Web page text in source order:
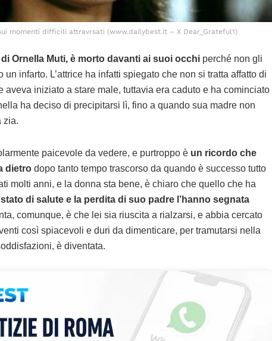
momenti difficili attravrsati (www.dailybest.it – X Dear_Grateful1)
Ornella Muti, è morto davanti ai suoi occhi perché non gli
infarto. L’attrice ha infatti spiegato che non si tratta affatto di
aveva iniziato a stare male, tuttavia era caduto e ha cominciato
ha deciso di precipitarsi lì, fino a quando sua madre non
zia.
paicevole da vedere, e purtroppo è un ricordo che
dietro dopo tanto tempo trascorso da quando è successo tutto
molti anni, e la donna sta bene, è chiaro che quello che ha
stato di salute e la perdita di suo padre l’hanno segnata
comunque, è che lei sia riuscita a rialzarsi, e abbia cercato
così spiacevoli e duri da dimenticare, per tramutarsi nella
è diventata.